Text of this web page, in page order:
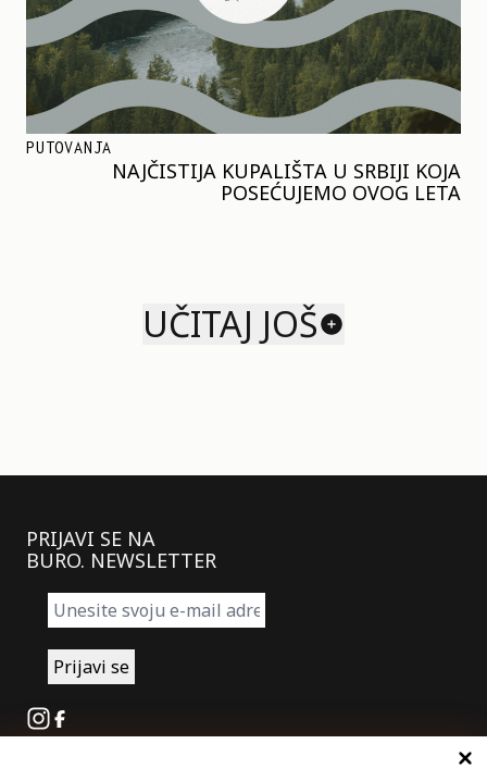
PUTOVANJA
NAJČISTIJA KUPALIŠTA U SRBIJI KOJA
POSEĆUJEMO OVOG LETA
UČITAJ JOŠ
PRIJAVI SE NA
BURO. NEWSLETTER
Instagram
Facebook